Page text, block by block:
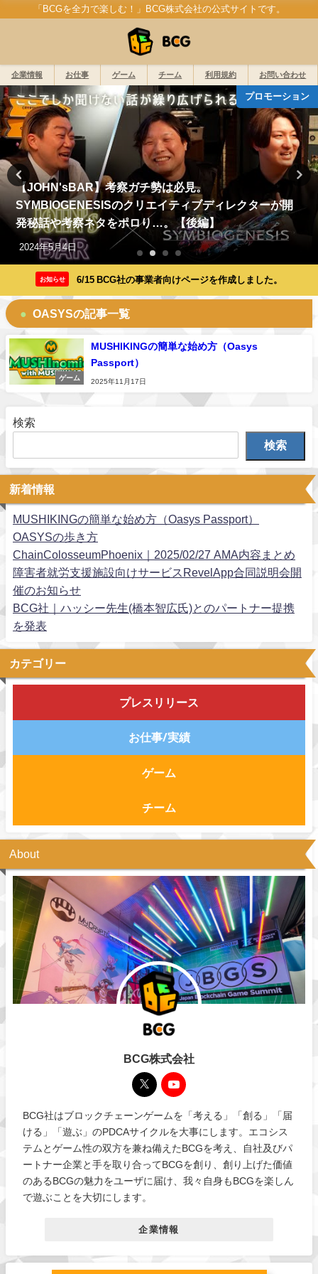
「BCGを全力で楽しむ！」BCG株式会社の公式サイトです。
企業情報 お仕事 ゲーム チーム 利用規約 お問い合わせ
プロモーション
【JOHN'sBAR】考察ガチ勢は必見。
SYMBIOGENESISのクリエイティブディレクターが開
発秘話や考察ネタをポロり…。【後編】
2024年5月4日
お知らせ 6/15 BCG社の事業者向けページを作成しました。
OASYSの記事一覧
ゲーム
MUSHIKINGの簡単な始め方（Oasys
Passport）
2025年11月17日
検索
検索
新着情報
MUSHIKINGの簡単な始め方（Oasys Passport）
OASYSの歩き方
ChainColosseumPhoenix｜2025/02/27 AMA内容まとめ
障害者就労支援施設向けサービスRevelApp合同説明会開
催のお知らせ
BCG社｜ハッシー先生(橋本智広氏)とのパートナー提携
を発表
カテゴリー
プレスリリース
お仕事/実績
ゲーム
チーム
About
BCG株式会社
BCG社はブロックチェーンゲームを「考える」「創る」「届
ける」「遊ぶ」のPDCAサイクルを大事にします。エコシス
テムとゲーム性の双方を兼ね備えたBCGを考え、自社及びパ
ートナー企業と手を取り合ってBCGを創り、創り上げた価値
のあるBCGの魅力をユーザに届け、我々自身もBCGを楽しん
で遊ぶことを大切にします。
企業情報